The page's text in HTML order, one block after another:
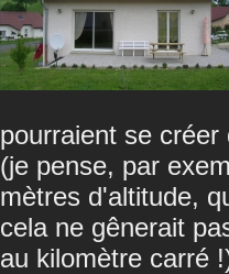
pourraient se
(je pense, par
mètres d'altitude,
cela ne gênerait
au kilomètre carré